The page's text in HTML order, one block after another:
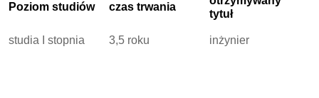
Poziom studiów czas trwania
tytuł
studia I stopnia 3,5 roku inżynier